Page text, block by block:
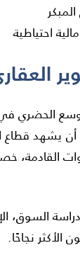
احتياطية
الحضري في
يشهد قطاع
القادمة،
السوق،
نجاحًا.